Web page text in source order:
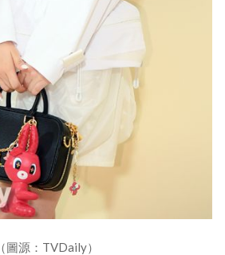
（圖源：TVDaily）